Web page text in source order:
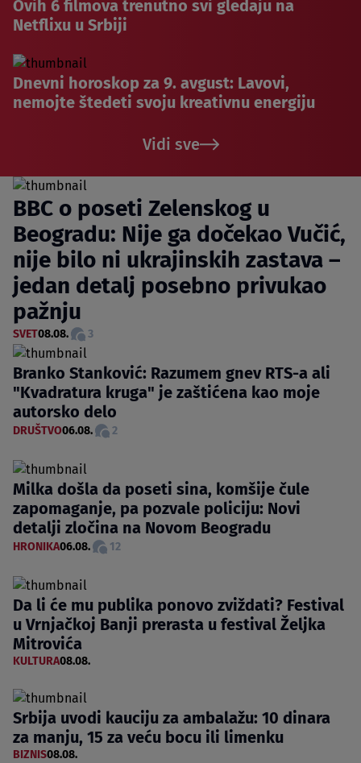
Ovih 6 filmova trenutno svi gledaju na
Netflixu u Srbiji
Dnevni horoskop za 9. avgust: Lavovi,
nemojte štedeti svoju kreativnu energiju
Vidi sve
BBC o poseti Zelenskog u
Beogradu: Nije ga dočekao Vučić,
nije bilo ni ukrajinskih zastava –
jedan detalj posebno privukao
pažnju
SVET08.08. 3
Branko Stanković: Razumem gnev RTS-a ali
"Kvadratura kruga" je zaštićena kao moje
autorsko delo
DRUŠTVO06.08. 2
Milka došla da poseti sina, komšije čule
zapomaganje, pa pozvale policiju: Novi
detalji zločina na Novom Beogradu
HRONIKA06.08. 12
Da li će mu publika ponovo zviždati? Festival
u Vrnjačkoj Banji prerasta u festival Željka
Mitrovića
KULTURA08.08.
Srbija uvodi kauciju za ambalažu: 10 dinara
za manju, 15 za veću bocu ili limenku
BIZNIS08.08.